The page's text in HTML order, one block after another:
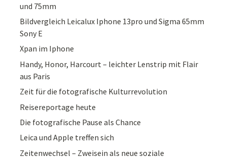
und 75mm
Bildvergleich Leicalux Iphone 13pro und Sigma 65mm
Sony E
Xpan im Iphone
Handy, Honor, Harcourt – leichter Lenstrip mit Flair
aus Paris
Zeit für die fotografische Kulturrevolution
Reisereportage heute
Die fotografische Pause als Chance
Leica und Apple treffen sich
Zeitenwechsel – Zweisein als neue soziale